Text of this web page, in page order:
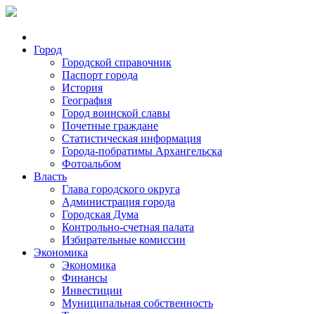
Город
Городской справочник
Паспорт города
История
География
Город воинской славы
Почетные граждане
Статистическая информация
Города-побратимы Архангельска
Фотоальбом
Власть
Глава городского округа
Администрация города
Городская Дума
Контрольно-счетная палата
Избирательные комиссии
Экономика
Экономика
Финансы
Инвестиции
Муниципальная собственность